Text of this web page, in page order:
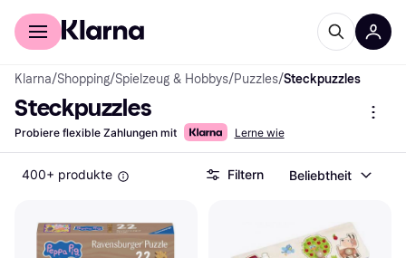
Für Shopper
Klarna/Shopping/Spielzeug & Hobbys/Puzzles/Steckpuzzles
Steckpuzzles
Probiere flexible Zahlungen mit Lerne wie
400+ produkte Filtern Beliebtheit